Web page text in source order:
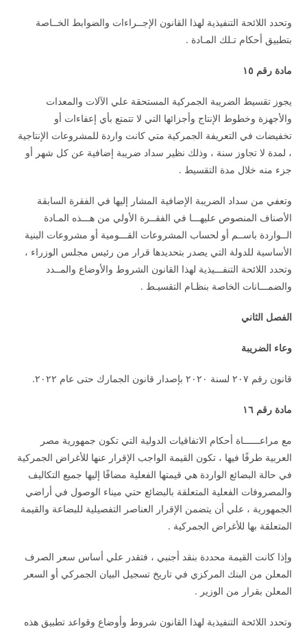
وتحدد اللائحة التنفيذية لهذا القانون الإجــراءات والضوابط الخــاصة
بتطبيق أحكام تـلك المـادة .
مادة رقم ١٥
يجوز تقسيط الضريبة الجمركية المستحقة علي الآلات والمعدات
والأجهزة وخطوط الإنتاج وأجزائها التي لا تتمتع بأي إعفاءات أو
تخفيضات في التعريفة الجمركية متي كانت واردة للمشروعات الإنتاجية
، لمدة لا تجاوز سنة ، وذلك نظير سداد ضريبة إضافية عن كل شهر أو
جزء منه خلال مدة التقسيط .
وتعفي من سداد الضريبة الإضافية المشار إليها في الفقرة السابقة
الأصناف المنصوص عليهـــا في الفقــرة الأولي من هـــذه المـادة
الــواردة باســم أو لحساب المشروعات القـــومية أو مشروعات البنية
الأساسية للدولة التي يصدر بتحديدها قرار من رئيس مجلس الوزراء ،
وتحدد اللائحة التنفـــيذية لهذا القانون الشروط والأوضاع والمــدد
والضمـــانات الخاصة بنظـام التقسيـط .
الفصل الثاني
وعاء الضريبة
قانون رقم ٢٠٧ لسنة ٢٠٢٠ بإصدار قانون الجمارك حتى عام ٢٠٢٢.
مادة رقم ١٦
مع مراعــــــاة أحكام الاتفاقيات الدولية التي تكون جمهورية مصر
العربية طرفًا فيها ، تكون القيمة الواجب الإقرار عنها للأغراض الجمركية
في حالة البضائع الواردة هي قيمتها الفعلية مضافًا إليها جميع التكاليف
والمصروفات الفعلية المتعلقة بالبضائع حتي ميناء الوصول في أراضي
الجمهورية ، علي أن يتضمن الإقرار العناصر التفصيلية للبضاعة والقيمة
المتعلقة بها للأغراض الجمركية .
وإذا كانت القيمة محددة بنقد أجنبي ، فتقدر علي أساس سعر الصرف
المعلن من البنك المركزي في تاريخ تسجيل البيان الجمركي أو السعر
المعلن بقرار من الوزير .
وتحدد اللائحة التنفيذية لهذا القانون شروط وأوضاع وقواعد تطبيق هذه